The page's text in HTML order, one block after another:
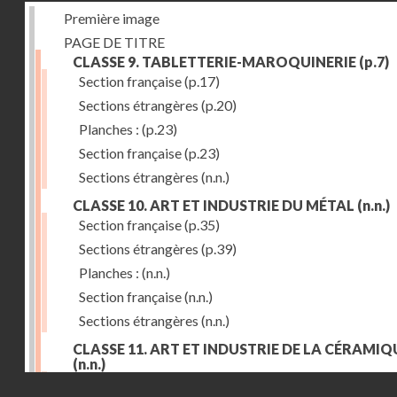
Première image
PAGE DE TITRE
CLASSE 9. TABLETTERIE-MAROQUINERIE (p.7)
Section française(p.17)
Sections étrangères (p.20)
Planches : (p.23)
Section française(p.23)
Sections étrangères (n.n.)
CLASSE 10. ART ET INDUSTRIE DU MÉTAL (n.n.)
Section française(p.35)
Sections étrangères (p.39)
Planches : (n.n.)
Section française(n.n.)
Sections étrangères (n.n.)
CLASSE 11. ART ET INDUSTRIE DE LA
(n.n.)